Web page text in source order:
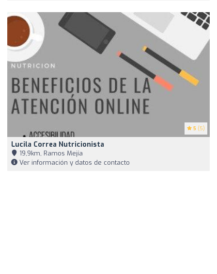
5 (5)
Lucila Correa Nutricionista
19,9km, Ramos Mejía
Ver información y datos de contacto